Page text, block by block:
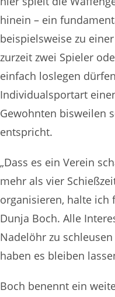
hinein – ein
beispielsweise zu
zurzeit zwei Spieler
einfach loslegen
Individualsportart
Gewohnten bisweilen
entspricht.
„Dass es ein Verein
mehr als vier
organisieren, halte ich
Dunja Boch. Alle
Nadelöhr zu
haben es bleiben
Boch benennt ein